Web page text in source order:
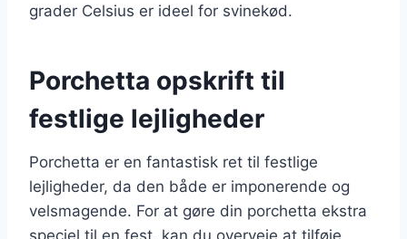
grader Celsius er ideel for svinekød.
Porchetta opskrift til
festlige lejligheder
Porchetta er en fantastisk ret til festlige
lejligheder, da den både er imponerende og
velsmagende. For at gøre din porchetta ekstra
speciel til en fest, kan du overveje at tilføje